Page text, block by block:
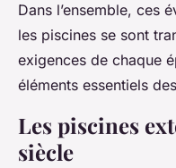
Dans l’ensemble, ces
les piscines se sont
exigences de chaque
éléments essentiels
Les piscines
siècle